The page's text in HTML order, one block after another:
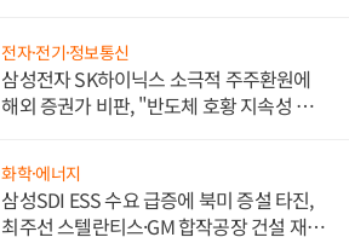
전자·전기·정보통신
삼성전자 SK하이닉스 소극적 주주환원에
해외 증권가 비판, "반도체 호황 지속성 의
화학·에너지
삼성SDI ESS 수요 급증에 북미 증설 타진,
최주선 스텔란티스·GM 합작공장 건설 재추